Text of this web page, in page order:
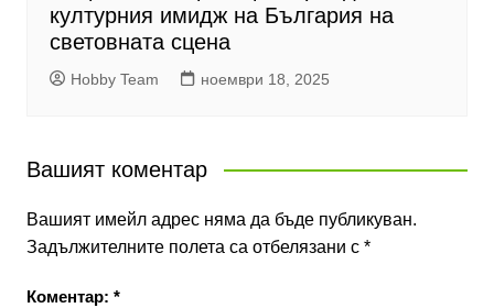
културния имидж на България на
световната сцена
Hobby Team ноември 18, 2025
Вашият коментар
Вашият имейл адрес няма да бъде публикуван.
Задължителните полета са отбелязани с *
Коментар: *